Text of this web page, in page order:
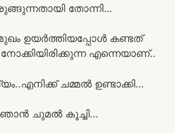
തോന്നി…
ഉയർത്തിയപ്പോൾ കണ്ടത്
എന്നെയാണ്..
ചമ്മൽ ഉണ്ടാക്കി…
ചുമൽ കൂച്ചി…